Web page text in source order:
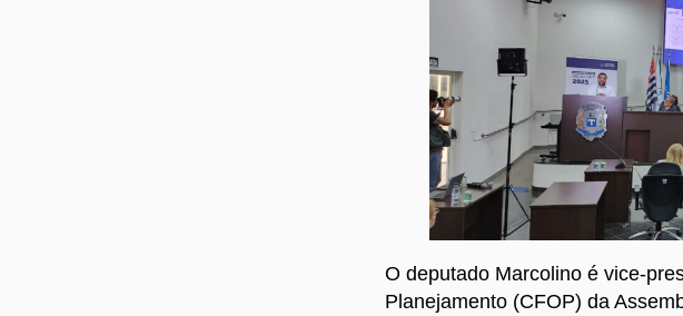
O deputado Marcolino é vice-
Planejamento (CFOP) da